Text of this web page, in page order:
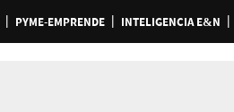
PYME-EMPRENDE INTELIGENCIA E&N